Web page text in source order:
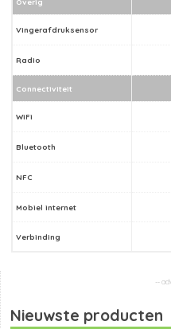
Vingerafdruksensor
Radio
Connectiviteit
WiFi
Bluetooth
NFC
Mobiel internet
Verbinding
Nieuwste producten